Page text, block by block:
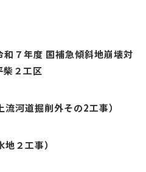
７年度 国補急傾斜地崩壊対
２工区
河道掘削外その2工事）
２工事）